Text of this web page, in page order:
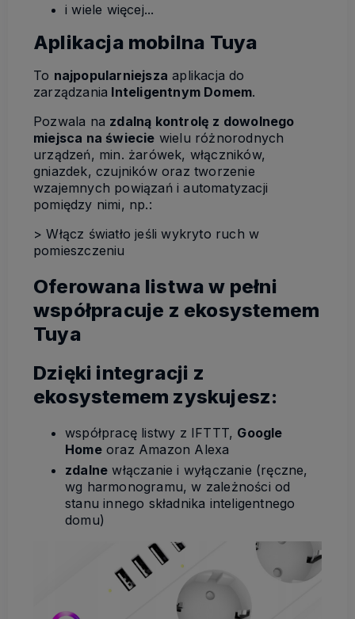
i wiele więcej...
Aplikacja mobilna Tuya
To najpopularniejsza aplikacja do
zarządzania Inteligentnym Domem.
Pozwala na zdalną kontrolę z dowolnego
miejsca na świecie wielu różnorodnych
urządzeń, min. żarówek, włączników,
gniazdek, czujników oraz tworzenie
wzajemnych powiązań i automatyzacji
pomiędzy nimi, np.:
> Włącz światło jeśli wykryto ruch w
pomieszczeniu
Oferowana listwa w pełni
współpracuje z ekosystemem
Tuya
Dzięki integracji z
ekosystemem zyskujesz:
współpracę listwy z IFTTT, Google
Homeoraz Amazon Alexa
zdalne włączanie i wyłączanie (ręczne,
wg harmonogramu, w zależności od
stanu innego składnika inteligentnego
domu)